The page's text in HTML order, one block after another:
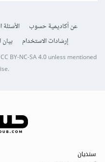
عن أكاديمية حسوب الأسئلة
إرشادات الاستخدام
CC BY-NC-SA 4.0unless mentioned